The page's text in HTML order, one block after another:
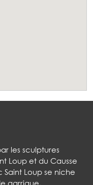
les sculptures
Loup et du Causse
Saint Loup se niche